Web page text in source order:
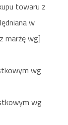
towaru z
w
marżę wg]
wg
wg